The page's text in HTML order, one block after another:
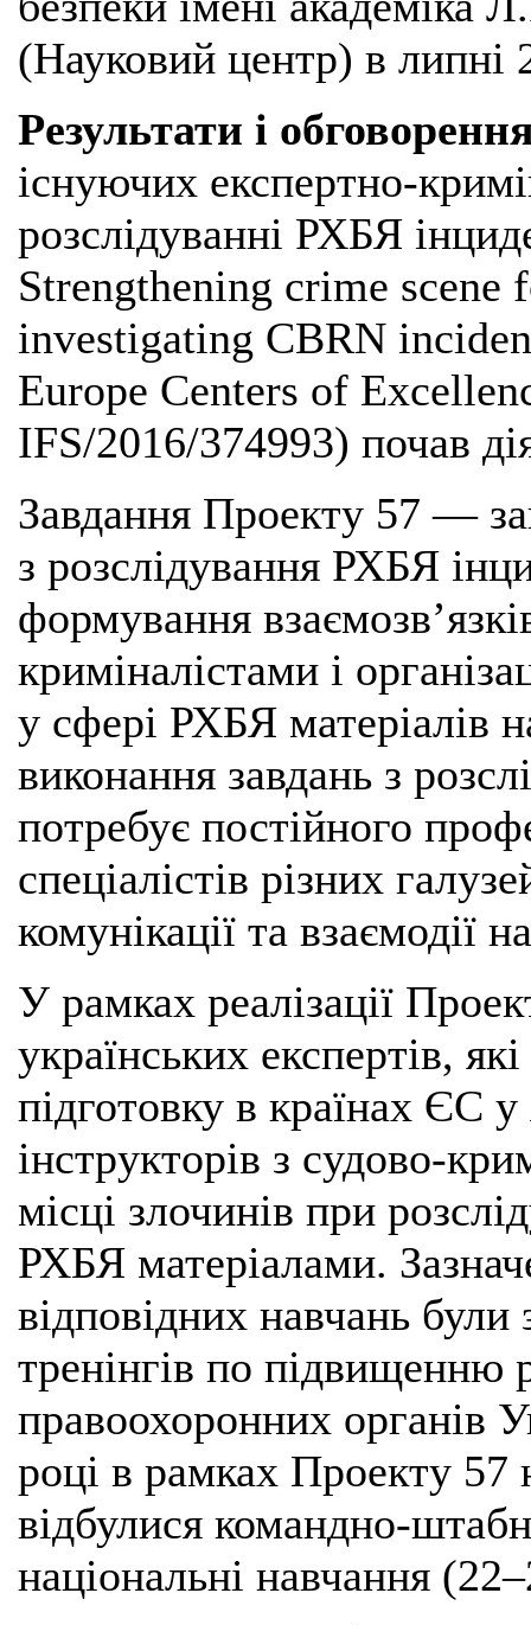
(Науковий центр) в липні
Результати і
існуючих експертно-
розслідуванні РХБЯ
Strengthening crime scene
investigating CBRN
Europe Centers of
IFS/2016/374993) почав
Завдання Проекту 57 —
з розслідування РХБЯ
формування
криміналістами і
у сфері РХБЯ матеріалів
виконання завдань з
потребує постійного
спеціалістів різних
комунікації та взаємодії
У рамках реалізації
українських експертів,
підготовку в країнах ЄС у
інструкторів з судово-
місці злочинів при
РХБЯ матеріалами.
відповідних навчань
тренінгів по підвищенню
правоохоронних органів
році в рамках Проекту 57
відбулися командно-
національні навчання